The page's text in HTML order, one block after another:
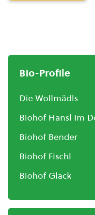
Bio-Profile
Die Wollmädls
Biohof Hansl im
Biohof Bender
Biohof Fischl
Biohof Glack